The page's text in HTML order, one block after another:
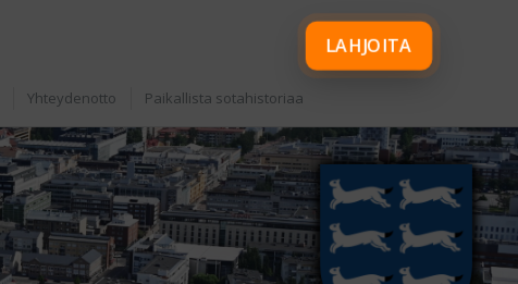
Yhteydenotto Paikallista sotahistoriaa
LAHJOITA